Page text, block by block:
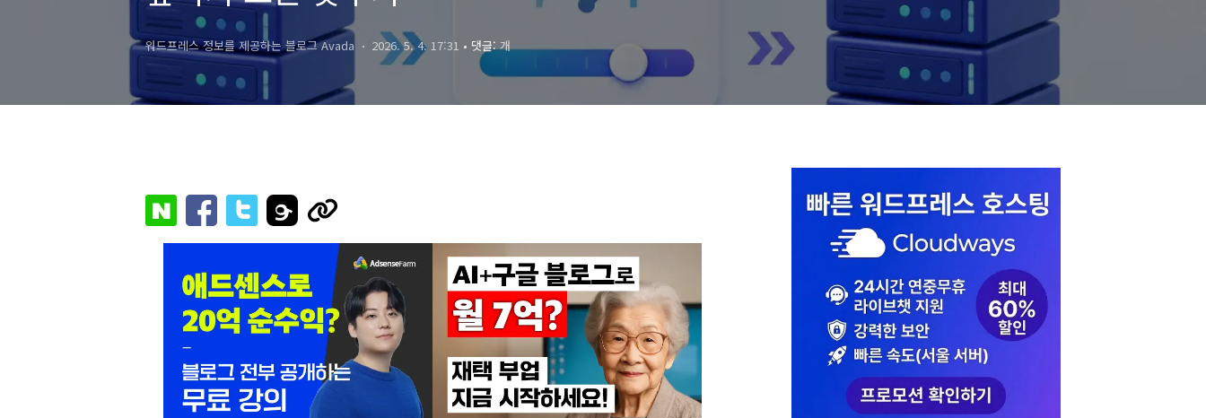
워드프레스 정보를 제공하는 블로그 Avada 2026. 5. 4. 17:31 • 댓글:개